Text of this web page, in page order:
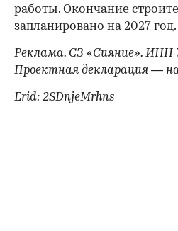
работы. Окончание
запланировано на 2027 год.
Реклама. СЗ «Сияние». ИНН
Проектная декларация —
Erid: 2SDnjeMrhns